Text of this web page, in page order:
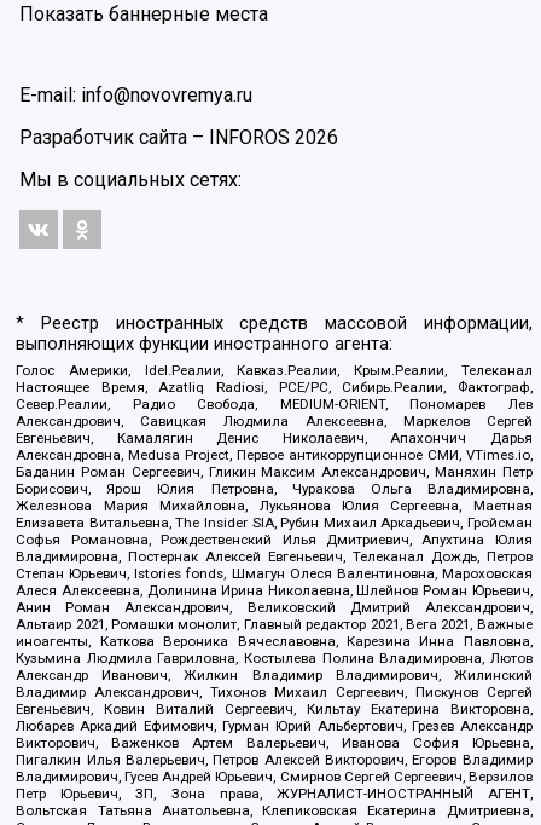
Показать баннерные места
E-mail: info@novovremya.ru
Разработчик сайта – INFOROS 2026
Мы в социальных сетях:
* Реестр иностранных средств массовой информации,
выполняющих функции иностранного агента:
Голос Америки, Idel.Реалии, Кавказ.Реалии, Крым.Реалии, Телеканал
Настоящее Время, Azatliq Radiosi, PCE/PC, Сибирь.Реалии, Фактограф,
Север.Реалии, Радио Свобода, MEDIUM-ORIENT, Пономарев Лев
Александрович, Савицкая Людмила Алексеевна, Маркелов Сергей
Евгеньевич, Камалягин Денис Николаевич, Апахончич Дарья
Александровна, Medusa Project, Первое антикоррупционное СМИ, VTimes.io,
Баданин Роман Сергеевич, Гликин Максим Александрович, Маняхин Петр
Борисович, Ярош Юлия Петровна, Чуракова Ольга Владимировна,
Железнова Мария Михайловна, Лукьянова Юлия Сергеевна, Маетная
Елизавета Витальевна, The Insider SIA, Рубин Михаил Аркадьевич, Гройсман
Софья Романовна, Рождественский Илья Дмитриевич, Апухтина Юлия
Владимировна, Постернак Алексей Евгеньевич, Телеканал Дождь, Петров
Степан Юрьевич, Istories fonds, Шмагун Олеся Валентиновна, Мароховская
Алеся Алексеевна, Долинина Ирина Николаевна, Шлейнов Роман Юрьевич,
Анин Роман Александрович, Великовский Дмитрий Александрович,
Альтаир 2021, Ромашки монолит, Главный редактор 2021, Вега 2021, Важные
иноагенты, Каткова Вероника Вячеславовна, Карезина Инна Павловна,
Кузьмина Людмила Гавриловна, Костылева Полина Владимировна, Лютов
Александр Иванович, Жилкин Владимир Владимирович, Жилинский
Владимир Александрович, Тихонов Михаил Сергеевич, Пискунов Сергей
Евгеньевич, Ковин Виталий Сергеевич, Кильтау Екатерина Викторовна,
Любарев Аркадий Ефимович, Гурман Юрий Альбертович, Грезев Александр
Викторович, Важенков Артем Валерьевич, Иванова София Юрьевна,
Пигалкин Илья Валерьевич, Петров Алексей Викторович, Егоров Владимир
Владимирович, Гусев Андрей Юрьевич, Смирнов Сергей Сергеевич, Верзилов
Петр Юрьевич, ЗП, Зона права, ЖУРНАЛИСТ-ИНОСТРАННЫЙ АГЕНТ,
Вольтская Татьяна Анатольевна, Клепиковская Екатерина Дмитриевна,